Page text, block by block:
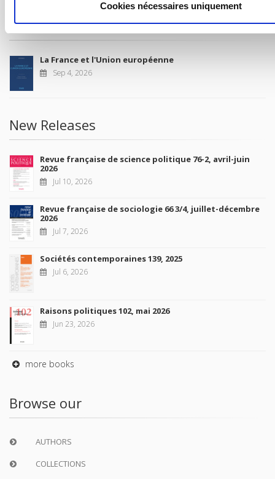
Cookies nécessaires uniquement
Future Releases
La France et l'Union européenne
Sep 4, 2026
New Releases
Revue française de science politique 76-2, avril-juin
2026
Jul 10, 2026
Revue française de sociologie 66 3/4, juillet-décembre
2026
Jul 7, 2026
Sociétés contemporaines 139, 2025
Jul 6, 2026
Raisons politiques 102, mai 2026
Jun 23, 2026
more books
Browse our
AUTHORS
COLLECTIONS